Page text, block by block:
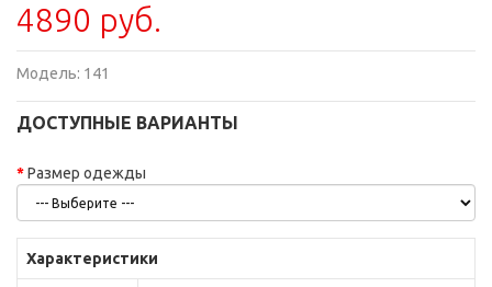
4890 руб.
Модель: 141
ДОСТУПНЫЕ ВАРИАНТЫ
Размер одежды
Характеристики